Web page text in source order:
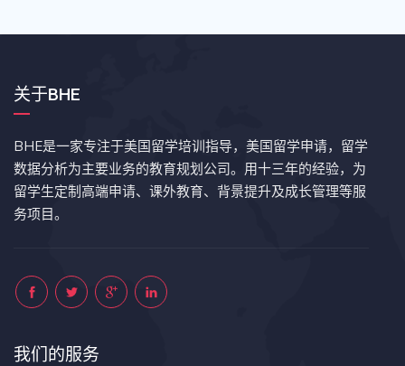
关于BHE
BHE是一家专注于美国留学培训指导，美国留学申请，留学
数据分析为主要业务的教育规划公司。用十三年的经验，为
留学生定制高端申请、课外教育、背景提升及成长管理等服
务项目。
我们的服务